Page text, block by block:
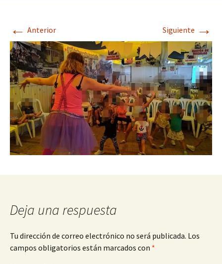
← Anterior Siguiente →
Deja una respuesta
Tu dirección de correo electrónico no será publicada. Los
campos obligatorios están marcados con *